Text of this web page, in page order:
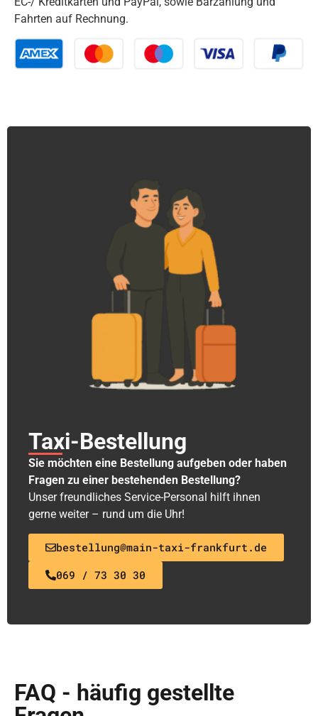
Fahrten auf Rechnung.
Taxi-Bestellung
Sie möchten eine Bestellung aufgeben oder haben
Fragen zu einer bestehenden Bestellung?
Unser freundliches Service-Personal hilft ihnen
gerne weiter – rund um die Uhr!
bestellung@main-taxi-frankfurt.de
069 / 73 30 30
FAQ - häufig gestellte